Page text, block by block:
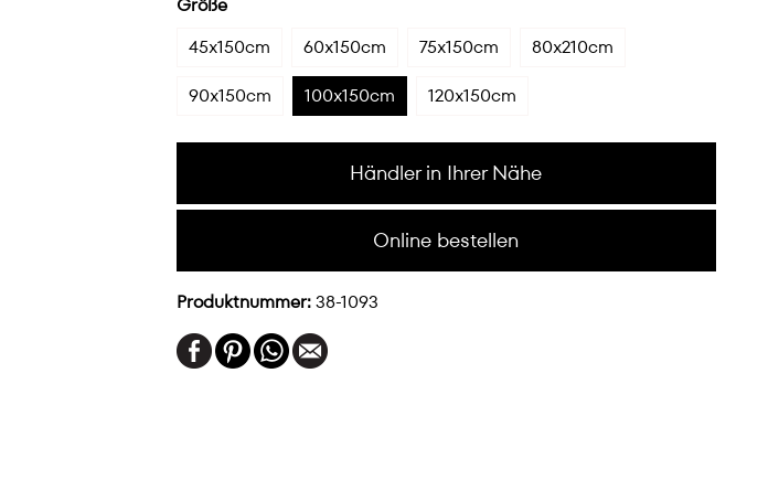
45x150cm
60x150cm 75x150cm
80x210cm
90x150cm
100x150cm 120x150cm
Händler in Ihrer Nähe
Online bestellen
Produktnummer:38-1093